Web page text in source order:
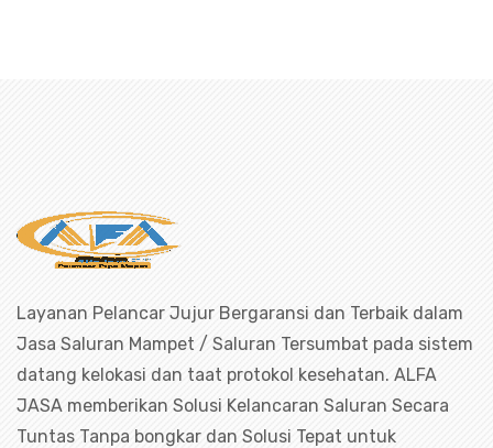
Layanan Pelancar Jujur Bergaransi dan Terbaik dalam
Jasa Saluran Mampet / Saluran Tersumbat pada sistem
datang kelokasi dan taat protokol kesehatan. ALFA
JASA memberikan Solusi Kelancaran Saluran Secara
Tuntas Tanpa bongkar dan Solusi Tepat untuk